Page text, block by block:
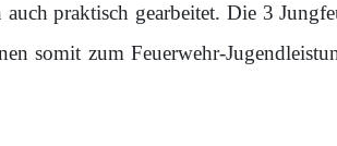
praktisch gearbeitet. Die 3
somit zum Feuerwehr-